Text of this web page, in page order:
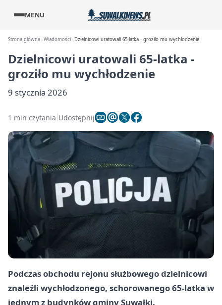
MENU
Strona główna Wiadomości Dzielnicowi uratowali 65-latka - groziło mu wychłodzenie
Dzielnicowi uratowali 65-latka -
groziło mu wychłodzenie
9 stycznia 2026
1 min czytania Udostępnij
Podczas obchodu rejonu służbowego dzielnicowi
znaleźli wychłodzonego, schorowanego 65-latka w
jednym z budynków gminy Suwałki.